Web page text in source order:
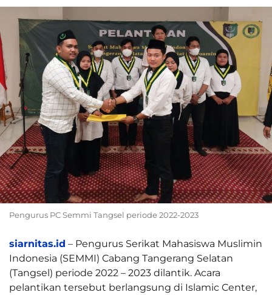
Pengurus PC Semmi Tangsel periode 2022-2023
siarnitas.id – Pengurus Serikat Mahasiswa Muslimin
Indonesia (SEMMI) Cabang Tangerang Selatan
(Tangsel) periode 2022 – 2023 dilantik. Acara
pelantikan tersebut berlangsung di Islamic Center,